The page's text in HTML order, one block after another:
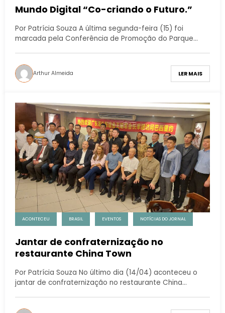
Mundo Digital “Co-criando o Futuro.”
Por Patrícia Souza A última segunda-feira (15) foi
marcada pela Conferência de Promoção do Parque…
Arthur Almeida LER MAIS
ACONTECEU BRASIL EVENTOS NOTÍCIAS DO JORNAL
Jantar de confraternização no
restaurante China Town
Por Patrícia Souza No último dia (14/04) aconteceu o
jantar de confraternização no restaurante China…